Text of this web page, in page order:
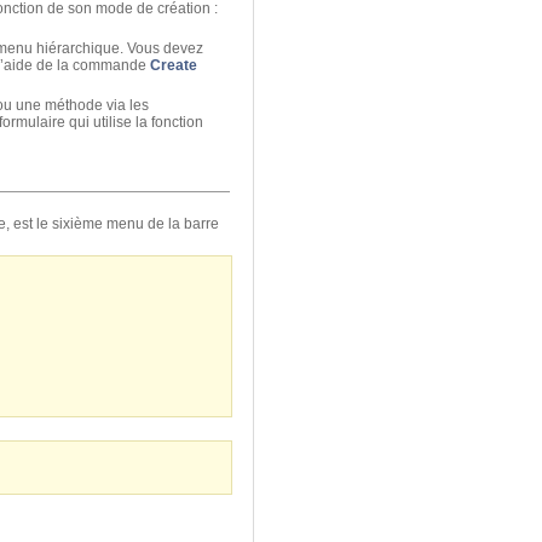
de son mode de création :
hiérarchique. Vous devez
de la commande Create
une méthode via les
qui utilise la fonction
est le sixième menu de la barre